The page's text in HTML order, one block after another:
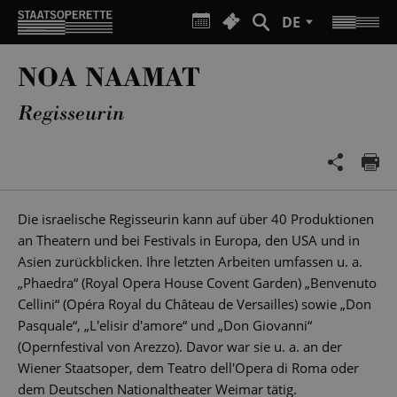
DE
NOA NAAMAT
Regisseurin
Die israelische Regisseurin kann auf über 40 Produktionen
an Theatern und bei Festivals in Europa, den USA und in
Asien zurückblicken. Ihre letzten Arbeiten umfassen u. a.
„Phaedra“ (Royal Opera House Covent Garden) „Benvenuto
Cellini“ (Opéra Royal du Château de Versailles) sowie „Don
Pasquale“, „L'elisir d'amore“ und „Don Giovanni“
(Opernfestival von Arezzo). Davor war sie u. a. an der
Wiener Staatsoper, dem Teatro dell'Opera di Roma oder
dem Deutschen Nationaltheater Weimar tätig.